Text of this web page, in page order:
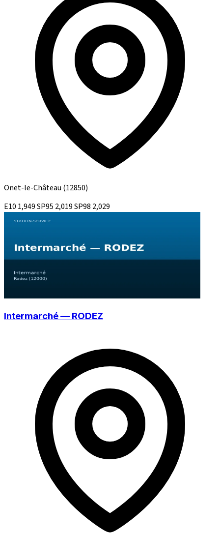
Onet-le-Château (12850)
E10 1,949SP95 2,019SP98 2,029
Intermarché — RODEZ